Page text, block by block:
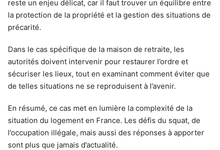
reste un enjeu délicat, car il faut trouver un équilibre entre
la protection de la propriété et la gestion des situations de
précarité.
Dans le cas spécifique de la maison de retraite, les
autorités doivent intervenir pour restaurer l’ordre et
sécuriser les lieux, tout en examinant comment éviter que
de telles situations ne se reproduisent à l’avenir.
En résumé, ce cas met en lumière la complexité de la
situation du logement en France. Les défis du squat, de
l’occupation illégale, mais aussi des réponses à apporter
sont plus que jamais d’actualité.